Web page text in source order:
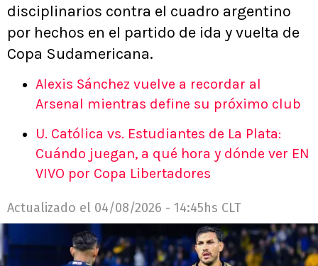
disciplinarios contra el cuadro argentino
por hechos en el partido de ida y vuelta de
Copa Sudamericana.
Alexis Sánchez vuelve a recordar al
Arsenal mientras define su próximo club
U. Católica vs. Estudiantes de La Plata:
Cuándo juegan, a qué hora y dónde ver EN
VIVO por Copa Libertadores
Actualizado el 04/08/2026 - 14:45hs CLT